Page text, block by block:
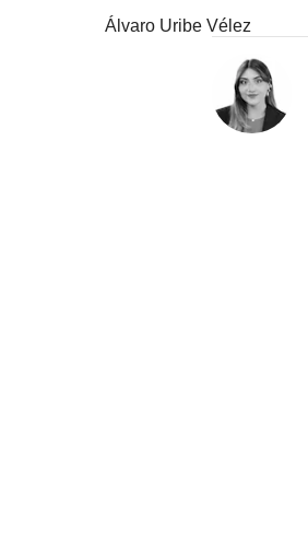
Álvaro Uribe Vélez